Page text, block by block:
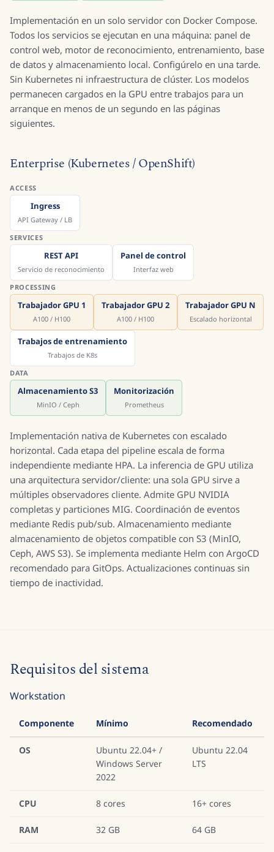
Implementación en un solo servidor con Docker Compose.
Todos los servicios se ejecutan en una máquina: panel de
control web, motor de reconocimiento, entrenamiento, base
de datos y almacenamiento local. Configúrelo en una tarde.
Sin Kubernetes ni infraestructura de clúster. Los modelos
permanecen cargados en la GPU entre trabajos para un
arranque en menos de un segundo en las páginas
siguientes.
Enterprise (Kubernetes / OpenShift)
ACCESS
Ingress
API Gateway / LB
SERVICES
REST API
Servicio de reconocimiento
Panel de control
Interfaz web
PROCESSING
Trabajador GPU 1
A100 / H100
Trabajador GPU 2
A100 / H100
Trabajador GPU N
Escalado horizontal
Trabajos de entrenamiento
Trabajos de K8s
DATA
Almacenamiento S3
MinIO / Ceph
Monitorización
Prometheus
Implementación nativa de Kubernetes con escalado
horizontal. Cada etapa del pipeline escala de forma
independiente mediante HPA. La inferencia de GPU utiliza
una arquitectura servidor/cliente: una sola GPU sirve a
múltiples observadores cliente. Admite GPU NVIDIA
completas y particiones MIG. Coordinación de eventos
mediante Redis pub/sub. Almacenamiento mediante
almacenamiento de objetos compatible con S3 (MinIO,
Ceph, AWS S3). Se implementa mediante Helm con ArgoCD
recomendado para GitOps. Actualizaciones continuas sin
tiempo de inactividad.
Requisitos del sistema
Workstation
Componente Mínimo Recomendado
OS
Ubuntu 22.04+ /
Windows Server
2022
Ubuntu 22.04
LTS
CPU 8 cores 16+ cores
RAM 32 GB 64 GB